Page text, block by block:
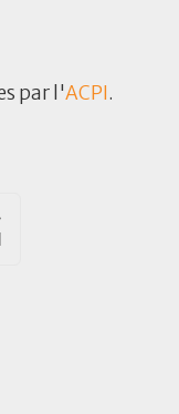
par l'ACPI.